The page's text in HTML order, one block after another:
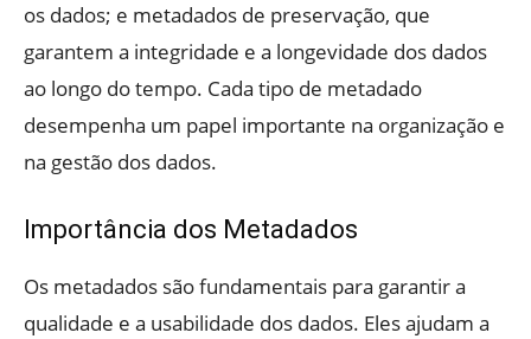
os dados; e metadados de preservação, que
garantem a integridade e a longevidade dos dados
ao longo do tempo. Cada tipo de metadado
desempenha um papel importante na organização e
na gestão dos dados.
Importância dos Metadados
Os metadados são fundamentais para garantir a
qualidade e a usabilidade dos dados. Eles ajudam a